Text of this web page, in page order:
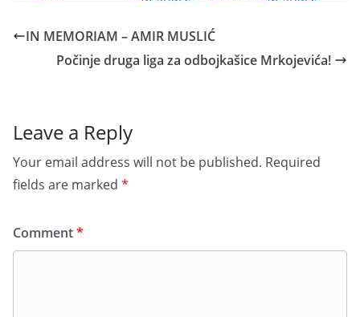
IN MEMORIAM – AMIR MUSLIĆ
Počinje druga liga za odbojkašice Mrkojevića!
Leave a Reply
Your email address will not be published. Required
fields are marked *
Comment*